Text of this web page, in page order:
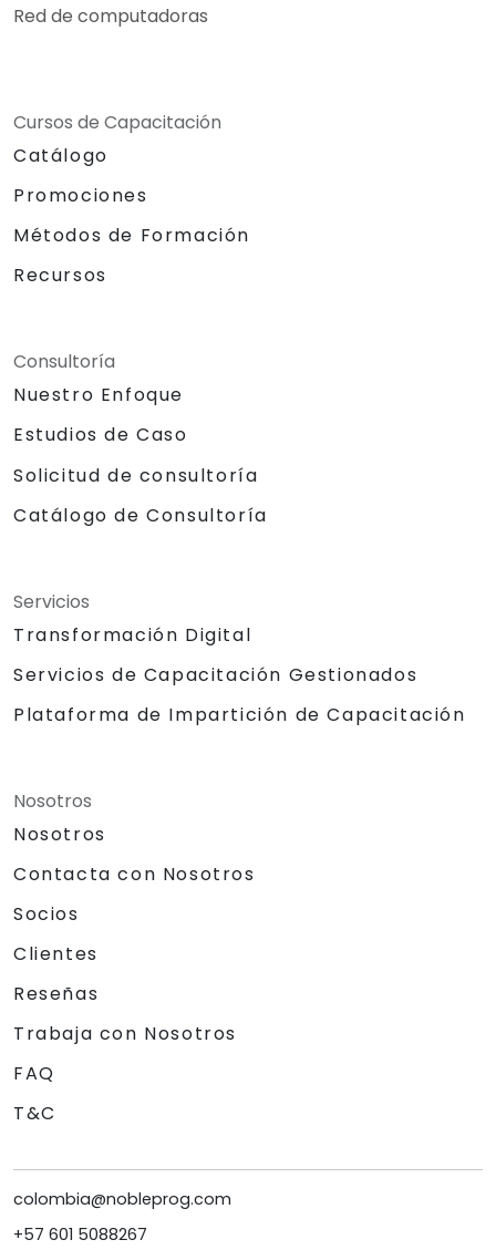
Red de computadoras
Cursos de Capacitación
Catálogo
Promociones
Métodos de Formación
Recursos
Consultoría
Nuestro Enfoque
Estudios de Caso
Solicitud de consultoría
Catálogo de Consultoría
Servicios
Transformación Digital
Servicios de Capacitación Gestionados
Plataforma de Impartición de Capacitación
Nosotros
Nosotros
Contacta con Nosotros
Socios
Clientes
Reseñas
Trabaja con Nosotros
FAQ
T&C
colombia@nobleprog.com
+57 601 5088267